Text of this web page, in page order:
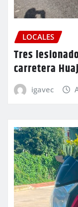
LOCALES
Tres
carretera
igavec